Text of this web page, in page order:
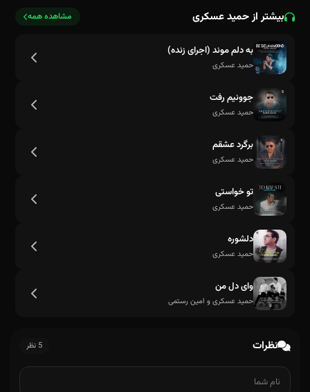
یعنی کی تو زندگیشه که یهو قیدمو زد
بیشتر از حمید عسکری مشاهده همه
به دلم موند (اجرای زنده)
حمید عسکری
جوونیم رفت
حمید عسکری
برگرد عشقم
حمید عسکری
تو خواستی
حمید عسکری
دلشوره
حمید عسکری
وای دل من
حمید عسکری و امین رستمی
نظرات 5 نظر